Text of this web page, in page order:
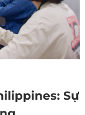
Sự